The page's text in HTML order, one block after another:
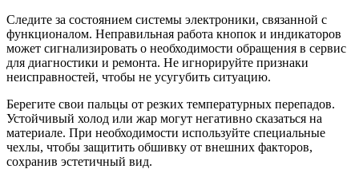
Следите за состоянием системы электроники, связанной с
функционалом. Неправильная работа кнопок и индикаторов
может сигнализировать о необходимости обращения в сервис
для диагностики и ремонта. Не игнорируйте признаки
неисправностей, чтобы не усугубить ситуацию.
Берегите свои пальцы от резких температурных перепадов.
Устойчивый холод или жар могут негативно сказаться на
материале. При необходимости используйте специальные
чехлы, чтобы защитить обшивку от внешних факторов,
сохранив эстетичный вид.